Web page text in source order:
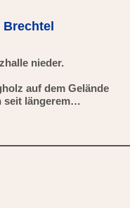
nieder.
auf dem Gelände
seit längerem…